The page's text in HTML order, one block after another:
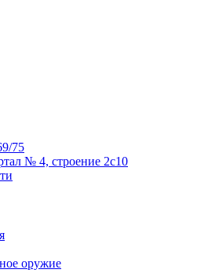
75
№ 4, строение 2с10
оружие